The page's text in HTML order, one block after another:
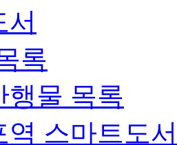
서
록
행물 목록
역 스마트도